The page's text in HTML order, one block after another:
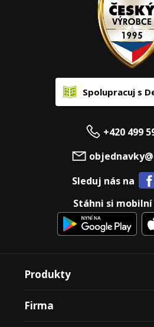
Spolupracuj s
+420 499
Sleduj nás na
Stáhni si
Produkty
Firma